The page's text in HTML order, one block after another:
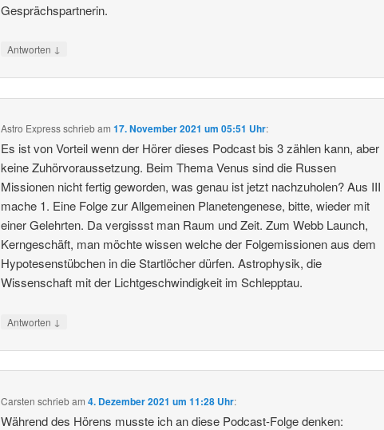
Gesprächspartnerin.
Antworten ↓
Astro Expressschriebam17. November 2021 um 05:51 Uhr:
Es ist von Vorteil wenn der Hörer dieses Podcast bis 3 zählen kann, aber
keine Zuhörvoraussetzung. Beim Thema Venus sind die Russen
Missionen nicht fertig geworden, was genau ist jetzt nachzuholen? Aus III
mache 1. Eine Folge zur Allgemeinen Planetengenese, bitte, wieder mit
einer Gelehrten. Da vergissst man Raum und Zeit. Zum Webb Launch,
Kerngeschäft, man möchte wissen welche der Folgemissionen aus dem
Hypotesenstübchen in die Startlöcher dürfen. Astrophysik, die
Wissenschaft mit der Lichtgeschwindigkeit im Schlepptau.
Antworten ↓
Carsten schriebam4. Dezember 2021 um 11:28 Uhr:
Während des Hörens musste ich an diese Podcast-Folge denken: